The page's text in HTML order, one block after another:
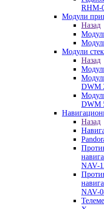
RHM-
Модули
Назад
Модули
Назад
DWM
DWM
Назад
NAV-
NAV-